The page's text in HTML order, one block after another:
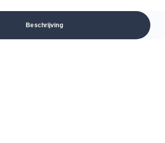
Beschrijving